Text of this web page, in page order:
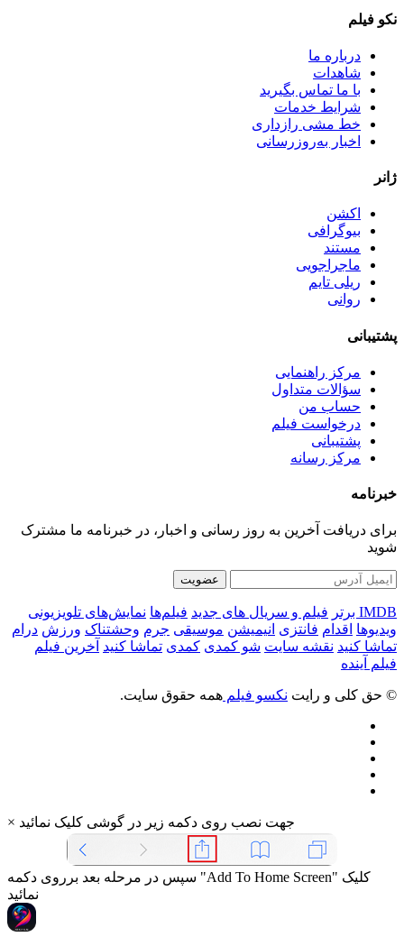
نکو فیلم
درباره ما
شاهدات
با ما تماس بگیرید
شرایط خدمات
خط مشی رازداری
اخبار به‌روزرسانی
ژانر
اکشن
بیوگرافی
مستند
ماجراجویی
ریلی تایم
روانی
پشتیبانی
مرکز راهنمایی
سؤالات متداول
حساب من
درخواست فیلم
پشتیبانی
مرکز رسانه
خبرنامه
برای دریافت آخرین به روز رسانی و اخبار، در خبرنامه ما مشترک
شوید
عضویت
IMDB برتر فیلم و سریال های جدید فیلم‌ها نمایش‌های تلویزیونی
ویدیوها اقدام فانتزی انیمیشن موسیقی جرم وحشتناک ورزش درام
تماشا کنید نقشه سایت شو کمدی کمدی تماشا کنید آخرین فیلم
فیلم آینده
© حق کلی و رایت نکسو فیلم همه حقوق سایت.
× جهت نصب روی دکمه زیر در گوشی کلیک نمائید
سپس در مرحله بعد برروی دکمه "Add To Home Screen" کلیک
نمائید